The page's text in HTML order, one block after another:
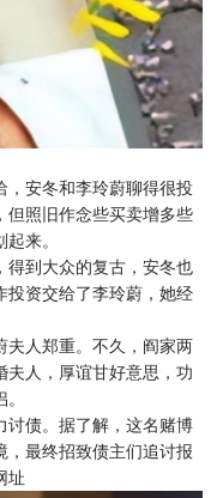
，安冬和李玲蔚聊得很投
但照旧作念些买卖增多些
来。
得到大众的复古，安冬也
投资交给了李玲蔚，她经
夫人郑重。不久，阎家两
夫人，厚谊甘好意思，功
讨债。据了解，这名赌博
，最终招致债主们追讨报
址